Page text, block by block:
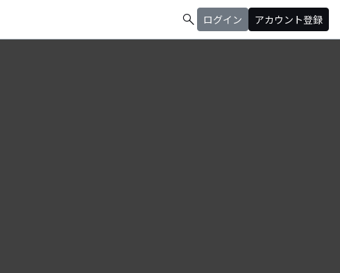
search ログイン アカウント登録